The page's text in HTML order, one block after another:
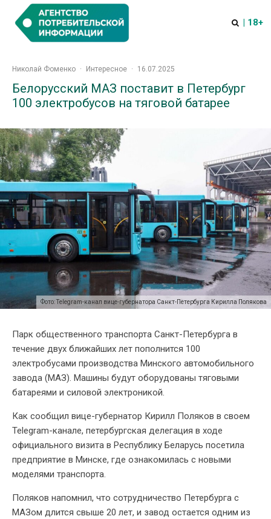
| 18+
Николай Фоменко · Интересное · 16.07.2025
Белорусский МАЗ поставит в Петербург
100 электробусов на тяговой батарее
Фото: Telegram-канал вице-губернатора Санкт-Петербурга Кирилла Полякова
Парк общественного транспорта Санкт-Петербурга в
течение двух ближайших лет пополнится 100
электробусами производства Минского автомобильного
завода (МАЗ). Машины будут оборудованы тяговыми
батареями и силовой электроникой.
Как сообщил вице-губернатор Кирилл Поляков в своем
Telegram-канале, петербургская делегация в ходе
официального визита в Республику Беларусь посетила
предприятие в Минске, где ознакомилась с новыми
моделями транспорта.
Поляков напомнил, что сотрудничество Петербурга с
МАЗом длится свыше 20 лет, и завод остается одним из